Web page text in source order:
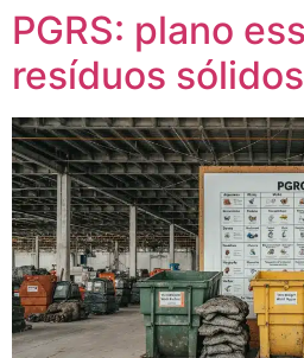
PGRS: plano
resíduos sólidos